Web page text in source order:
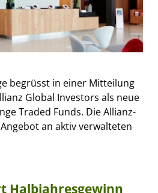
begrüsst in einer Mitteilung
Global Investors als neue
Traded Funds. Die Allianz-
an aktiv verwalteten
Halbjahresgewinn